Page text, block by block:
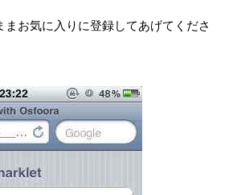
まお気に入りに登録してあげてくださ